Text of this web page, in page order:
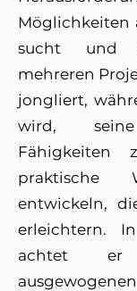
Möglichkeiten
sucht und
mehreren
jongliert,
wird,
Fähigkeiten
praktische
entwickeln,
erleichtern.
achtet